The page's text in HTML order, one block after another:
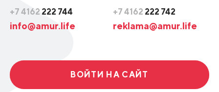
+7 4162 222 744
info@amur.life
+7 4162 222 742
reklama@amur.life
ВОЙТИ НА САЙТ